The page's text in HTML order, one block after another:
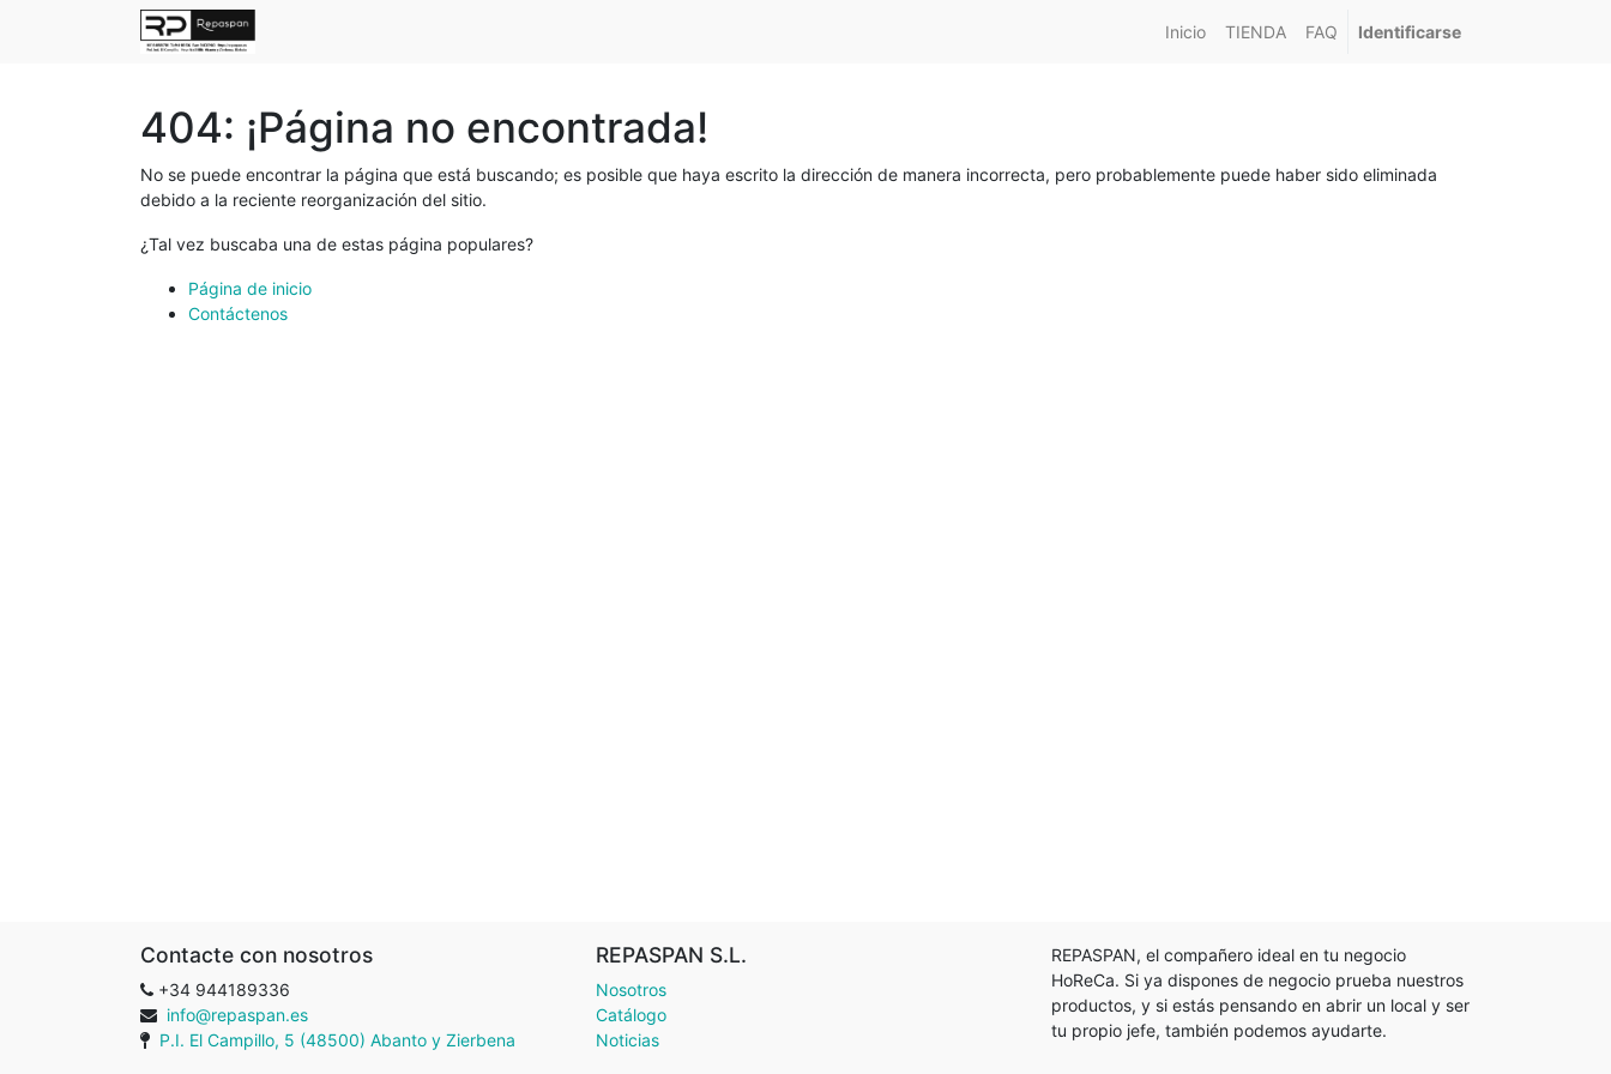
Inicio TIENDA FAQ Identificarse
404: ¡Página no encontrada!
No se puede encontrar la página que está buscando; es posible que haya escrito la dirección de manera incorrecta, pero probablemente puede haber sido eliminada
debido a la reciente reorganización del sitio.
¿Tal vez buscaba una de estas página populares?
Página de inicio
Contáctenos
Contacte con nosotros
+34 944189336
info@repaspan.es
P.I. El Campillo, 5 (48500) Abanto y Zierbena
REPASPAN S.L.
Nosotros
Catálogo
Noticias
REPASPAN, el compañero ideal en tu negocio
HoReCa. Si ya dispones de negocio prueba nuestros
productos, y si estás pensando en abrir un local y ser
tu propio jefe, también podemos ayudarte.